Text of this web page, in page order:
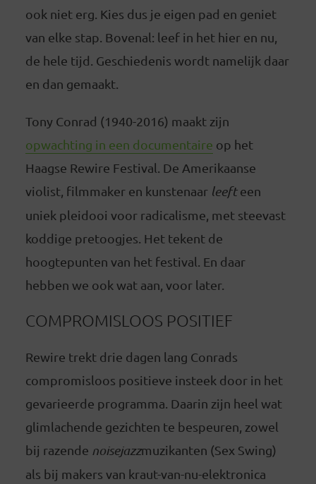
ook niet erg. Kies dus je eigen pad en geniet
van elke stap. Bovenal: leef in het hier en nu,
de hele tijd. Geschiedenis wordt namelijk daar
en dan gemaakt.
Tony Conrad (1940-2016) maakt zijn
opwachting in een documentaire op het
Haagse Rewire Festival. De Amerikaanse
violist, filmmaker en kunstenaar leefteen
uniek pleidooi voor radicalisme, met steevast
koddige pretoogjes. Het tekent de
hoogtepunten van het festival. En daar
hebben we ook wat aan, voor later.
COMPROMISLOOS POSITIEF
Rewire trekt drie dagen lang Conrads
compromisloos positieve insteek door in het
gevarieerde programma. Daarin zijn heel wat
glimlachende gezichten te bespeuren, zowel
bij razende noisejazzmuzikanten (Sex Swing)
als bij makers van kraut-van-nu-elektronica